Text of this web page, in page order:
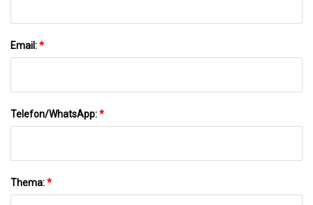
Email:*
Telefon/WhatsApp:*
Thema:*